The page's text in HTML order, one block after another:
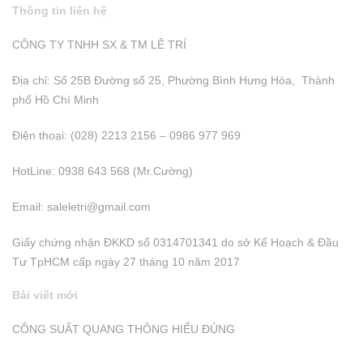
Thông tin liên hệ
CÔNG TY TNHH SX & TM LÊ TRÍ
Địa chỉ: Số 25B Đường số 25, Phường Bình Hưng Hòa, Thành
phố Hồ Chí Minh
Điện thoại: (028) 2213 2156 – 0986 977 969
HotLine: 0938 643 568 (Mr.Cường)
Email: saleletri@gmail.com
Giấy chứng nhận ĐKKD số 0314701341 do sở Kể Hoạch & Đầu
Tư TpHCM cấp ngày 27 tháng 10 năm 2017
Bài viết mới
CÔNG SUẤT QUANG THÔNG HIỂU ĐÚNG